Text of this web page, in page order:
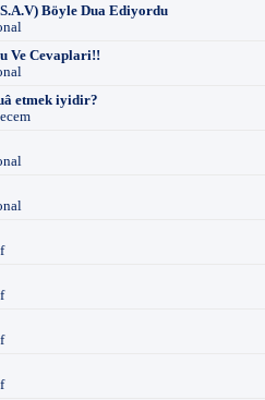
Böyle Dua Ediyordu
Ve Cevaplari!!
etmek iyidir?